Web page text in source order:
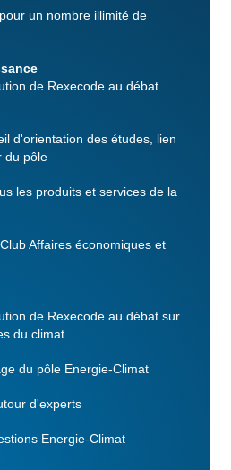
un nombre illimité de
de Rexecode au débat
d'orientation des études, lien
du pôle
les produits et services de la
Affaires économiques et
de Rexecode au débat sur
du climat
du pôle Energie-Climat
d'experts
Energie-Climat